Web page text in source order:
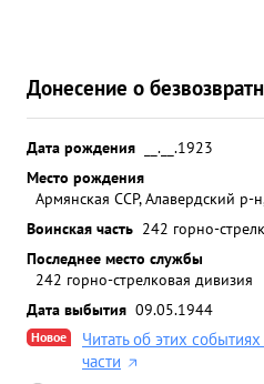
Донесение о
Дата рождения
__.__.1923
Место рождения
Армянская ССР, Алавердский р-
Воинская часть 242 горно-
Последнее место службы
242 горно-стрелковая дивизия
Дата выбытия 09.05.1944
Новое
Читать об этих
части